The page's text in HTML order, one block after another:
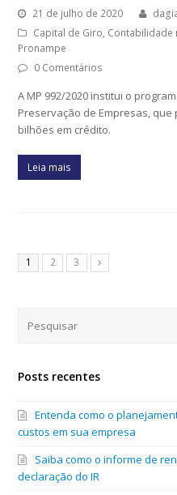
21 de julho de 2020
Capital de Giro, Contabilidade
Pronampe
0 Comentários
A MP 992/2020 institui o
Preservação de Empresas, que
bilhões em crédito.
Leia mais
1 2 3
Posts recentes
Entenda como o
custos em sua empresa
Saiba como o informe de
declaração do IR